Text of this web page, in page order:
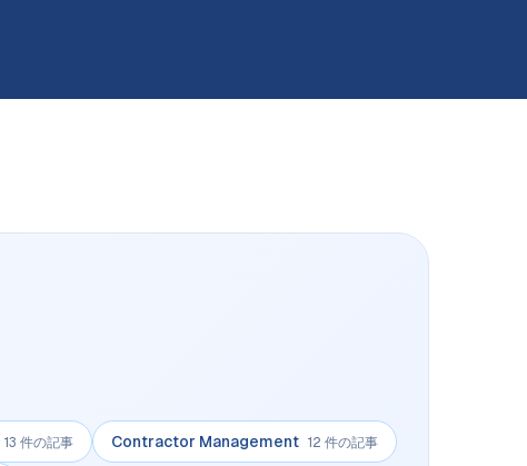
13 件の記事 Contractor Management 12 件の記事